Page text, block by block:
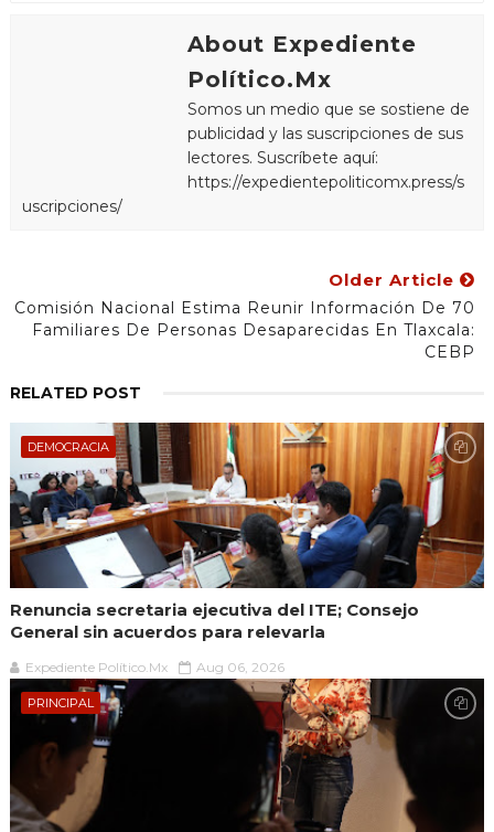
About Expediente
Político.Mx
Somos un medio que se sostiene de
publicidad y las suscripciones de sus
lectores. Suscríbete aquí:
https://expedientepoliticomx.press/s
uscripciones/
Older Article
Comisión Nacional Estima Reunir Información De 70
Familiares De Personas Desaparecidas En Tlaxcala:
CEBP
RELATED POST
DEMOCRACIA
Renuncia secretaria ejecutiva del ITE; Consejo
General sin acuerdos para relevarla
Expediente Político.Mx Aug 06, 2026
PRINCIPAL